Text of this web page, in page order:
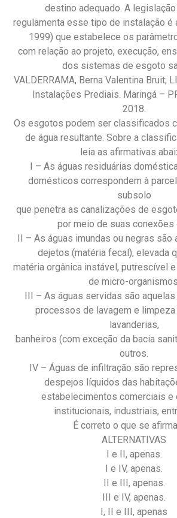
destino adequado. A
regulamenta esse tipo de instalação é
1999) que estabelece os
com relação ao projeto, execução,
dos sistemas de esgoto
VALDERRAMA, Berna Valentina Bruit;
Instalações Prediais. Maringá –
2018.
Os esgotos podem ser classificados
de água resultante. Sobre a
leia as afirmativas
I – As águas residuárias
domésticos correspondem à
subsolo
que penetra as canalizações de
por meio de suas conexões
II – As águas imundas ou negras são
dejetos (matéria fecal), elevada
matéria orgânica instável, putrescível
de micro-organismos.
III – As águas servidas são
processos de lavagem e limpeza
lavanderias,
banheiros (com exceção da bacia
outros.
IV – Águas de infiltração são
despejos líquidos das
estabelecimentos comerciais e
institucionais, industriais,
É correto o que se
ALTERNATIVAS
I e II, apenas.
I e IV, apenas.
II e III, apenas.
III e IV, apenas.
I, II e III, apenas